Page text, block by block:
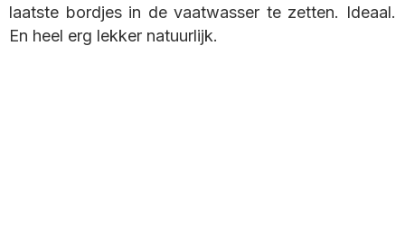
laatste bordjes in de vaatwasser te zetten. Ideaal.
En heel erg lekker natuurlijk.